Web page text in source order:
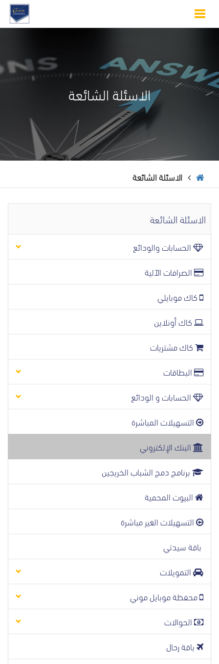
Toggle
navigation
الاسئلة الشائعة
الاسئلة الشائعة
الاسئلة الشائعة
الحسابات والودائع
الصرافات الآلية
كاك موبايلي
كاك أونلاين
كاك مشتريات
البطاقات
الحسابات و الودائع
التسهيلات المباشرة
البنك الإلكتروني
برنامج دمج الشباب الخريجين
البيوت المحمية
التسهيلات الغير مباشرة
باقة سيدتي
التمويلات
محفظة موبايل موني
الحوالات
باقة رحال